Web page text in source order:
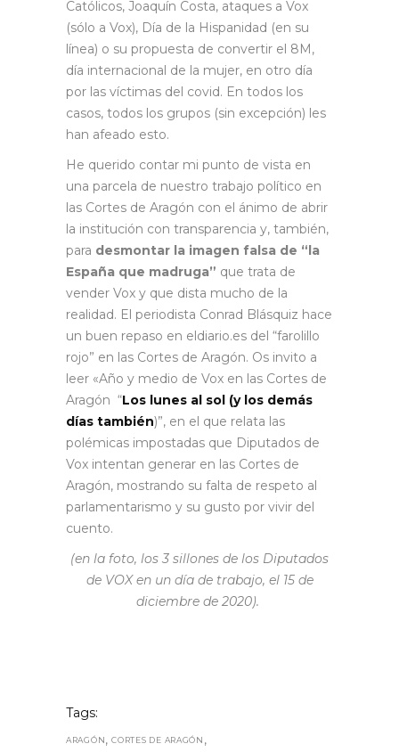
Católicos, Joaquín Costa, ataques a Vox
(sólo a Vox), Día de la Hispanidad (en su
línea) o su propuesta de convertir el 8M,
día internacional de la mujer, en otro día
por las víctimas del covid. En todos los
casos, todos los grupos (sin excepción) les
han afeado esto.
He querido contar mi punto de vista en
una parcela de nuestro trabajo político en
las Cortes de Aragón con el ánimo de abrir
la institución con transparencia y, también,
para desmontar la imagen falsa de “la
España que madruga” que trata de
vender Vox y que dista mucho de la
realidad. El periodista Conrad Blásquiz hace
un buen repaso en eldiario.es del “farolillo
rojo” en las Cortes de Aragón. Os invito a
leer «Año y medio de Vox en las Cortes de
Aragón “Los lunes al sol (y los demás
días también)”, en el que relata las
polémicas impostadas que Diputados de
Vox intentan generar en las Cortes de
Aragón, mostrando su falta de respeto al
parlamentarismo y su gusto por vivir del
cuento.
(en la foto, los 3 sillones de los Diputados
de VOX en un día de trabajo, el 15 de
diciembre de 2020).
Tags:
ARAGÓN,CORTES DE ARAGÓN ,